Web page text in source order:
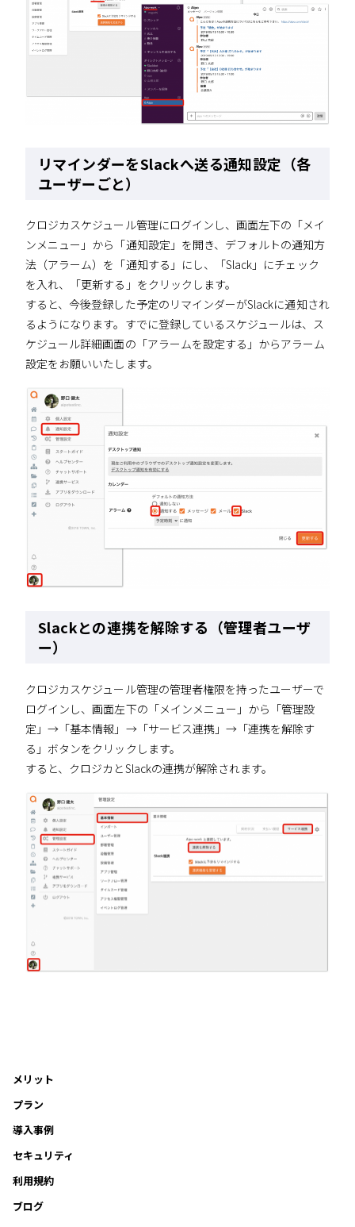
リマインダーをSlackへ送る通知設定（各
ユーザーごと）
クロジカスケジュール管理にログインし、画面左下の「メイ
ンメニュー」から「通知設定」を開き、デフォルトの通知方
法（アラーム）を「通知する」にし、「Slack」にチェック
を入れ、「更新する」をクリックします。
すると、今後登録した予定のリマインダーがSlackに通知され
るようになります。すでに登録しているスケジュールは、ス
ケジュール詳細画面の「アラームを設定する」からアラーム
設定をお願いいたします。
Slackとの連携を解除する（管理者ユーザ
ー）
クロジカスケジュール管理の管理者権限を持ったユーザーで
ログインし、画面左下の「メインメニュー」から「管理設
定」→「基本情報」→「サービス連携」→「連携を解除す
る」ボタンをクリックします。
すると、クロジカとSlackの連携が解除されます。
メリット
プラン
導入事例
セキュリティ
利用規約
ブログ